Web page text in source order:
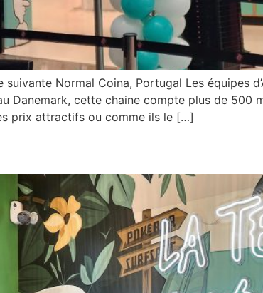
Normal Coina, Portugal Les équipes
Danemark, cette chaine compte plus de 500
prix attractifs ou comme ils le […]